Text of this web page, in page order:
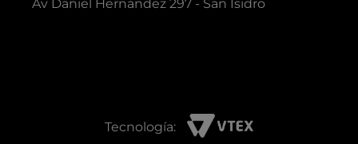
Av Daniel Hernandez 297 - San Isidro
Tecnología: